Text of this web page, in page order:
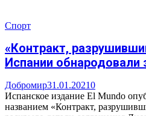
Спорт
«Контракт,
Испании обнародовали
Добромир31.01.20210
Испанское издание El Mundo
названием «Контракт,